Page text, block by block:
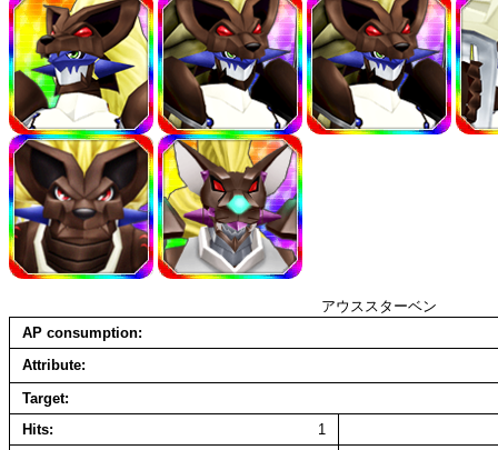
アウススターベン
AP consumption
Attribute
Target
Hits
1